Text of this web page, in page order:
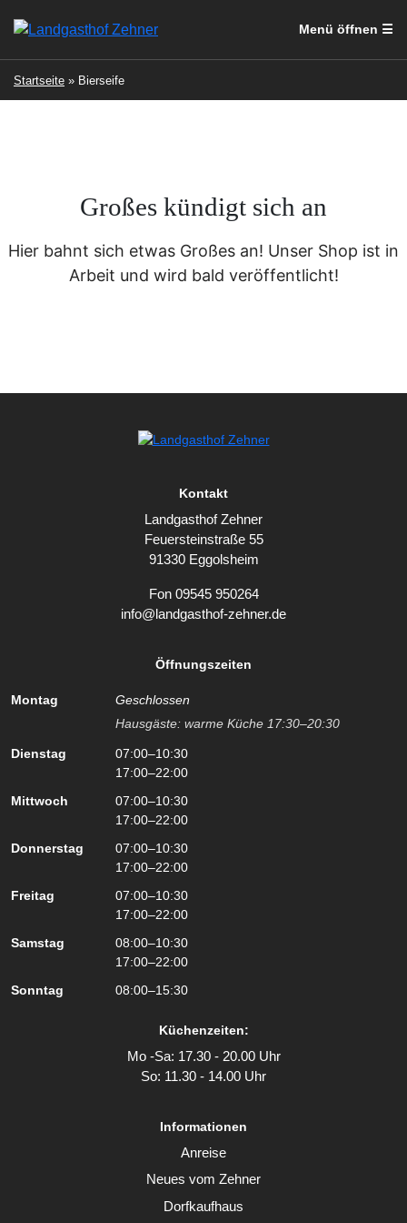
Menü öffnen ☰
Hotel
Über uns
Startseite » Bierseife
Großes kündigt sich an
Hier bahnt sich etwas Großes an! Unser Shop ist in
Arbeit und wird bald veröffentlicht!
Kontakt
Landgasthof Zehner
Feuersteinstraße 55
91330 Eggolsheim
Fon 09545 950264
info@landgasthof-zehner.de
Öffnungszeiten
Montag
Geschlossen
Hausgäste: warme Küche 17:30–20:30
Dienstag
07:00–10:30
17:00–22:00
Mittwoch
07:00–10:30
17:00–22:00
Donnerstag
07:00–10:30
17:00–22:00
Freitag
07:00–10:30
17:00–22:00
Samstag
08:00–10:30
17:00–22:00
Sonntag
08:00–15:30
Küchenzeiten:
Mo -Sa: 17.30 - 20.00 Uhr
So: 11.30 - 14.00 Uhr
Informationen
Anreise
Neues vom Zehner
Dorfkaufhaus